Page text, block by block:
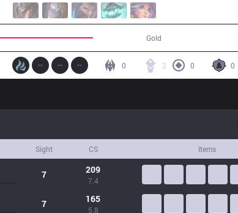
Gold
0
2 0
0
Sight CS Items
7 209
7.4
7 165
5.8